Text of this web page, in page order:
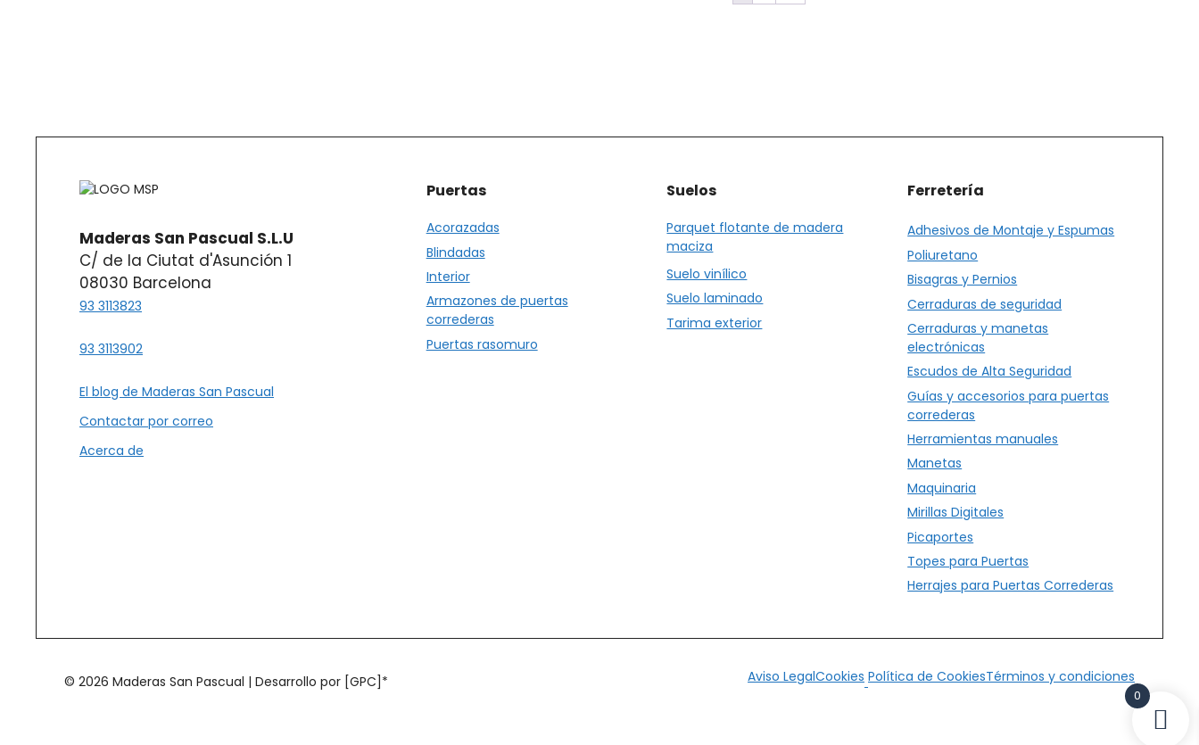
Maderas San Pascual S.L.U
C/ de la Ciutat d'Asunción 1
08030 Barcelona
93 3113823
93 3113902
El blog de Maderas San Pascual
Contactar por correo
Acerca de
Puertas
Acorazadas
Blindadas
Interior
Armazones de puertas
correderas
Puertas rasomuro
Suelos
Parquet flotante de madera
maciza
Suelo vinílico
Suelo laminado
Tarima exterior
Ferretería
Adhesivos de Montaje y Espumas
Poliuretano
Bisagras y Pernios
Cerraduras de seguridad
Cerraduras y manetas
electrónicas
Escudos de Alta Seguridad
Guías y accesorios para puertas
correderas
Herramientas manuales
Manetas
Maquinaria
Mirillas Digitales
Picaportes
Topes para Puertas
Herrajes para Puertas Correderas
© 2026 Maderas San Pascual | Desarrollo por [GPC]* Aviso LegalCookies Política de CookiesTérminos y condiciones
0